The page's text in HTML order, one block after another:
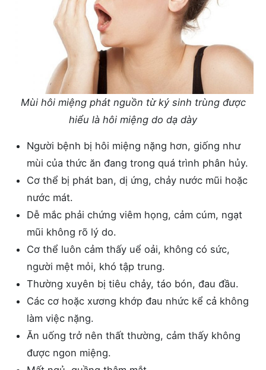
Mùi hôi miệng phát nguồn từ ký sinh trùng được
hiểu là hôi miệng do dạ dày
Người bệnh bị hôi miệng nặng hơn, giống như
mùi của thức ăn đang trong quá trình phân hủy.
Cơ thể bị phát ban, dị ứng, chảy nước mũi hoặc
nước mát.
Dễ mắc phải chứng viêm họng, cảm cúm, ngạt
mũi không rõ lý do.
Cơ thể luôn cảm thấy uể oải, không có sức,
người mệt mỏi, khó tập trung.
Thường xuyên bị tiêu chảy, táo bón, đau đầu.
Các cơ hoặc xương khớp đau nhức kể cả không
làm việc nặng.
Ăn uống trở nên thất thường, cảm thấy không
được ngon miệng.